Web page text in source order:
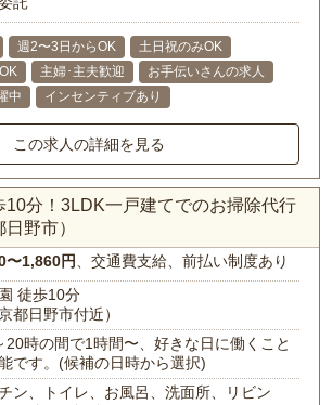
週2〜3日からOK
土日祝のみOK
主婦･主夫歓迎
お手伝いさんの求人
中
インセンティブあり
この求人の詳細を見る
10分！3LDK一戸建てでのお掃除代行
野市）
〜1,860円、交通費支給、前払い制度あり
徒歩10分
京都日野市付近）
20時の間で1時間〜、好きな日に働くこと
です。(候補の日時から選択)
ン、トイレ、お風呂、洗面所、リビン